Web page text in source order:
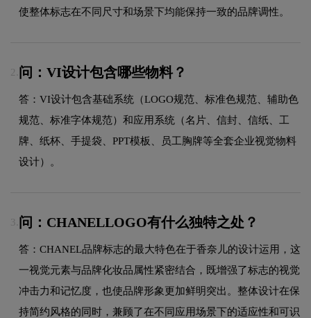
使整体标志在不同尺寸和场景下均能保持一致的品牌调性。
2. 问：VI设计包含哪些物料？
答：VI设计包含基础系统（LOGO规范、标准色规范、辅助色
规范、标准字体规范）和应用系统（名片、信封、信纸、工
牌、纸杯、手提袋、PPT模板、员工胸牌等全套企业视觉物料
设计）。
3. 问：CHANELLOGO有什么独特之处？
答：CHANEL品牌标志的最大特色在于香奈儿的设计运用，这
一视觉元素与品牌化妆品属性紧密结合，既增强了标志的视觉
冲击力和记忆度，也使品牌形象更加鲜明突出。整体设计在保
持简约风格的同时，兼顾了在不同应用场景下的适应性和可识